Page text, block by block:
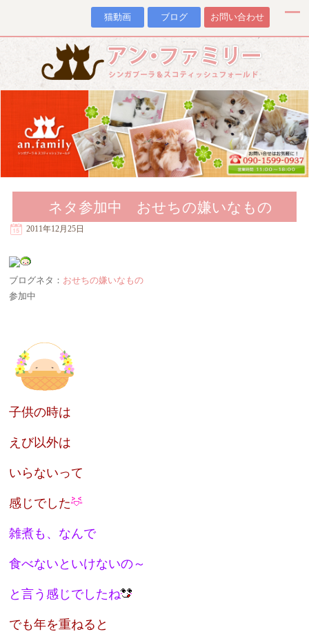
猫動画 ブログ お問い合わせ
ネタ参加中 おせちの嫌いなもの
2011年12月25日
ブログネタ： おせちの嫌いなもの
参加中
子供の時は
えび以外は
いらないって
感じでした
雑煮も、なんで
食べないといけないの～
と言う感じでしたね
でも年を重ねると